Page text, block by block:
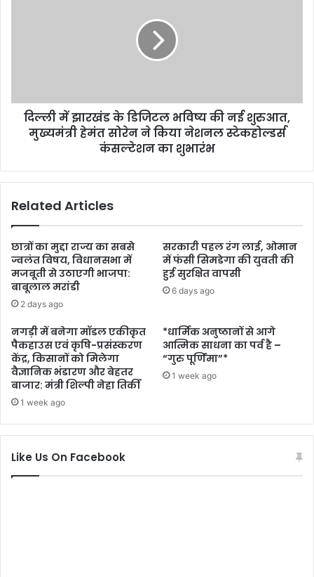
दिल्ली में झारखंड के डिजिटल भविष्य की नई शुरुआत,
मुख्यमंत्री हेमंत सोरेन ने किया नेशनल स्टेकहोल्डर्स
कंसल्टेशन का शुभारंभ
Related Articles
छात्रों का मुद्दा राज्य का सबसे
ज्वलंत विषय, विधानसभा में
मजबूती से उठाएगी भाजपा:
बाबूलाल मरांडी
2 days ago
सरकारी पहल रंग लाई, ओमान
में फंसी सिमडेगा की युवती की
हुई सुरक्षित वापसी
6 days ago
नगड़ी में बनेगा मॉडल एकीकृत
पैकहाउस एवं कृषि-प्रसंस्करण
केंद्र, किसानों को मिलेगा
वैज्ञानिक भंडारण और बेहतर
बाजार: मंत्री शिल्पी नेहा तिर्की
1 week ago
*धार्मिक अनुष्ठानों से आगे
आत्मिक साधना का पर्व है –
“गुरु पूर्णिमा”*
1 week ago
Like Us On Facebook